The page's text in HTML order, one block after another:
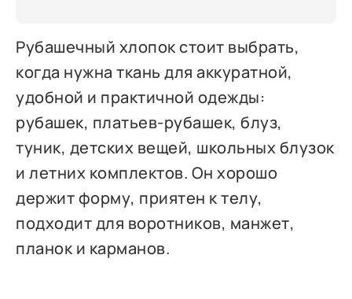
Рубашечный хлопок стоит выбрать,
когда нужна ткань для аккуратной,
удобной и практичной одежды:
рубашек, платьев-рубашек, блуз,
туник, детских вещей, школьных блузок
и летних комплектов. Он хорошо
держит форму, приятен к телу,
подходит для воротников, манжет,
планок и карманов.